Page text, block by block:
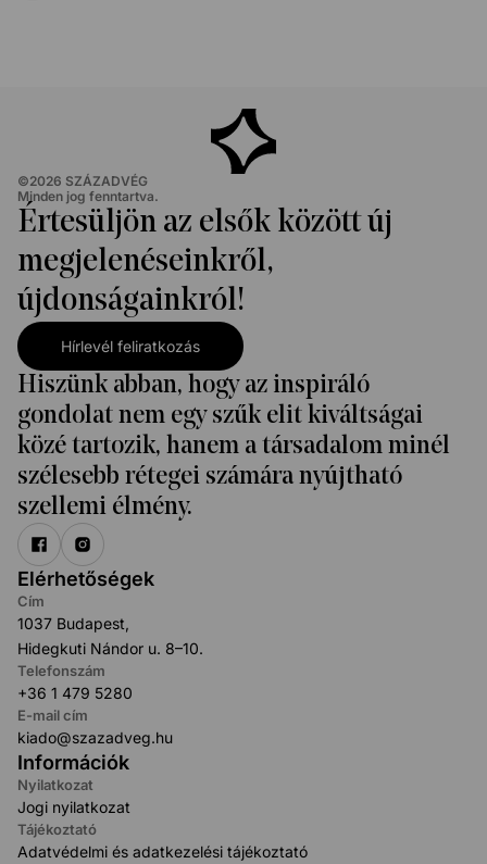
©2026 SZÁZADVÉG
Minden jog fenntartva.
Értesüljön az elsők között új
megjelenéseinkről,
újdonságainkról!
Hírlevél feliratkozás
Hiszünk abban, hogy az inspiráló
gondolat nem egy szűk elit kiváltságai
közé tartozik, hanem a társadalom minél
szélesebb rétegei számára nyújtható
szellemi élmény.
Információk
Nyilatkozat
Jogi nyilatkozat
Tájékoztató
Adatvédelmi és adatkezelési tájékoztató
Elérhetőségek
Cím
1037 Budapest,
Hidegkuti Nándor u. 8–10.
Telefonszám
+36 1 479 5280
E-mail cím
kiado@szazadveg.hu